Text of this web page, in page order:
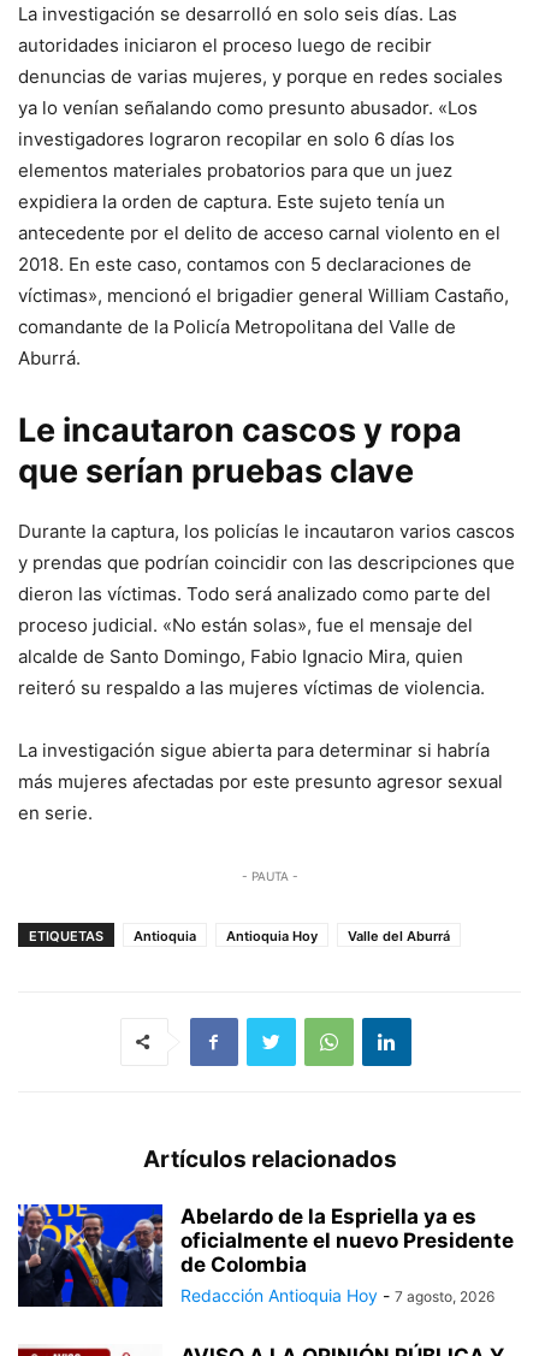
La investigación se desarrolló en solo seis días. Las
autoridades iniciaron el proceso luego de recibir
denuncias de varias mujeres, y porque en redes sociales
ya lo venían señalando como presunto abusador. «Los
investigadores lograron recopilar en solo 6 días los
elementos materiales probatorios para que un juez
expidiera la orden de captura. Este sujeto tenía un
antecedente por el delito de acceso carnal violento en el
2018. En este caso, contamos con 5 declaraciones de
víctimas», mencionó el brigadier general William Castaño,
comandante de la Policía Metropolitana del Valle de
Aburrá.
Le incautaron cascos y ropa
que serían pruebas clave
Durante la captura, los policías le incautaron varios cascos
y prendas que podrían coincidir con las descripciones que
dieron las víctimas. Todo será analizado como parte del
proceso judicial. «No están solas», fue el mensaje del
alcalde de Santo Domingo, Fabio Ignacio Mira, quien
reiteró su respaldo a las mujeres víctimas de violencia.
La investigación sigue abierta para determinar si habría
más mujeres afectadas por este presunto agresor sexual
en serie.
- PAUTA -
ETIQUETAS Antioquia Antioquia Hoy Valle del Aburrá
Artículos relacionados
Abelardo de la Espriella ya es
oficialmente el nuevo Presidente
de Colombia
Redacción Antioquia Hoy - 7 agosto, 2026